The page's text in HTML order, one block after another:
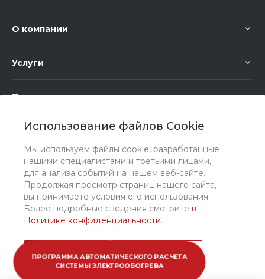
ПРОГРАММА АВТОМАТИЧЕСКОГО РАСЧЕТА
СИСТЕМЫ ЭЛЕКТРООБОГРЕВА
Использование файлов Cookie
Мы используем файлы cookie, разработанные
нашими специалистами и третьими лицами,
для анализа событий на нашем веб-сайте.
Продолжая просмотр страниц нашего сайта,
вы принимаете условия его использования.
Более подробные сведения смотрите в
Политике конфиденциальности.
Принимаю Подробнее
О компании
Услуги
Помощь
Мы в соц. сетях